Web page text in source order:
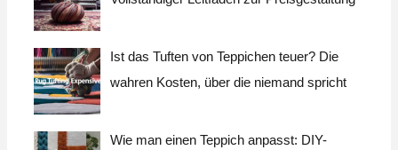
Ist das Tuften von Teppichen teuer? Die
wahren Kosten, über die niemand spricht
Wie man einen Teppich anpasst: DIY-